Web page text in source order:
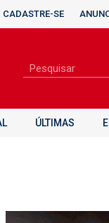
CADASTRE-SE
ÚLTIMAS